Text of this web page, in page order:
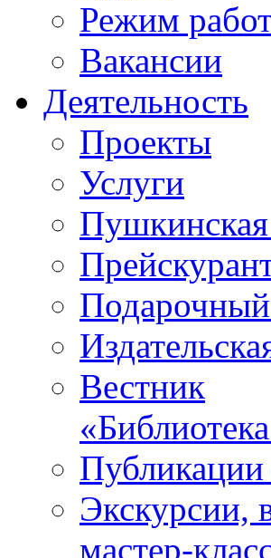
Режим
Вакансии
Деятельность
Проекты
Услуги
Пушкинская
Вестник
Публикации
Экскурсии,
мастер-